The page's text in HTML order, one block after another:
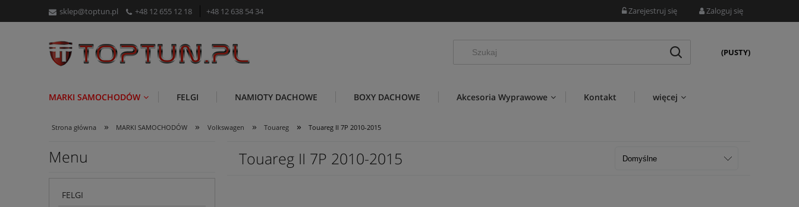
sklep@toptun.pl +48 12 655 12 18 +48 12 638 54 34 Zarejestruj się Zaloguj się
(PUSTY)
MARKI SAMOCHODÓW FELGI NAMIOTY DACHOWE BOXY DACHOWE Akcesoria Wyprawowe Kontakt więcej
Strona główna » MARKI SAMOCHODÓW » Volkswagen » Touareg » Touareg II 7P 2010-2015
Menu
FELGI
Touareg II 7P 2010-2015